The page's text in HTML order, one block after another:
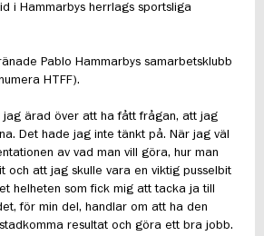
i Hammarbys herrlags sportsliga
Pablo Hammarbys samarbetsklubb
HTFF).
jag ärad över att ha fått frågan, att jag
Det hade jag inte tänkt på. När jag väl
av vad man vill göra, hur man
och att jag skulle vara en viktig pusselbit
helheten som fick mig att tacka ja till
för min del, handlar om att ha den
resultat och göra ett bra jobb.